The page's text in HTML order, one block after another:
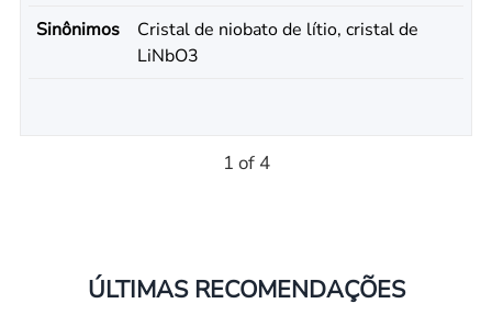
Sinônimos
Cristal de niobato de lítio, cristal de
LiNbO3
1 of 4
ÚLTIMAS RECOMENDAÇÕES